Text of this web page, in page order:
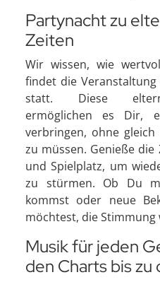
Partynacht zu
Zeiten
Wir wissen, wie
findet die
statt. Diese
ermöglichen es Dir,
verbringen, ohne
zu müssen. Genieße
und Spielplatz, um
zu stürmen. Ob Du
kommst oder neue
möchtest, die
Musik für jeden
den Charts bis